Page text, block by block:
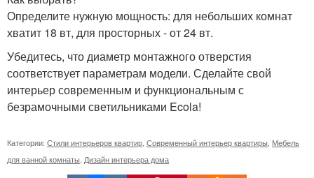
Определите нужную мощность: для небольших комнат
хватит 18 вт, для просторных - от 24 вт.
Убедитесь, что диаметр монтажного отверстия
соответствует параметрам модели. Сделайте свой
интерьер современным и функциональным с
безрамочными светильниками Ecola!
Категории: Стили интерьеров квартир Современный интерьер квартиры Мебель
для ванной комнаты Дизайн интерьера дома